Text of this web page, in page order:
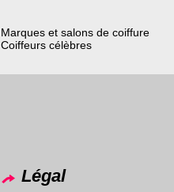
Marques et salons de coiffure
Coiffeurs célèbres
Légal